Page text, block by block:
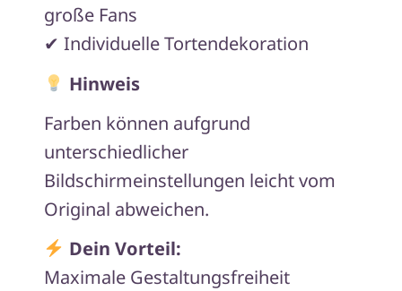
große Fans
✔ Individuelle Tortendekoration
Hinweis
Farben können aufgrund
unterschiedlicher
Bildschirmeinstellungen leicht vom
Original abweichen.
Dein Vorteil:
Maximale Gestaltungsfreiheit